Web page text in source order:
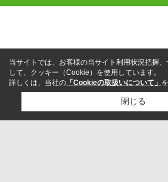
LINE
当サイトでは、お客様の当サイト利用状況把握
して、クッキー（Cookie）を使用しています。
詳しくは、当社の 「Cookieの取扱いについて」
閉じる